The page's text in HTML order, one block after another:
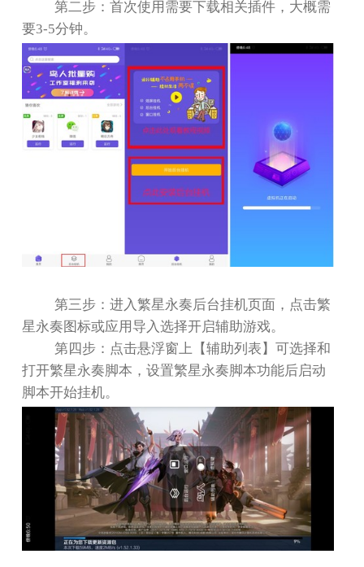
第二步：首次使用需要下载相关插件，大概需
要3-5分钟。
第三步：进入繁星永奏后台挂机页面，点击繁
星永奏图标或应用导入选择开启辅助游戏。
第四步：点击悬浮窗上【辅助列表】可选择和
打开繁星永奏脚本，设置繁星永奏脚本功能后启动
脚本开始挂机。